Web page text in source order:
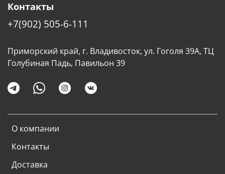
О компании
Контакты
Доставка
Контакты
+7(902) 505-6-111
Приморский край, г. Владивосток, ул. Гоголя 39А, ТЦ
Голубиная Падь, Павильон 39